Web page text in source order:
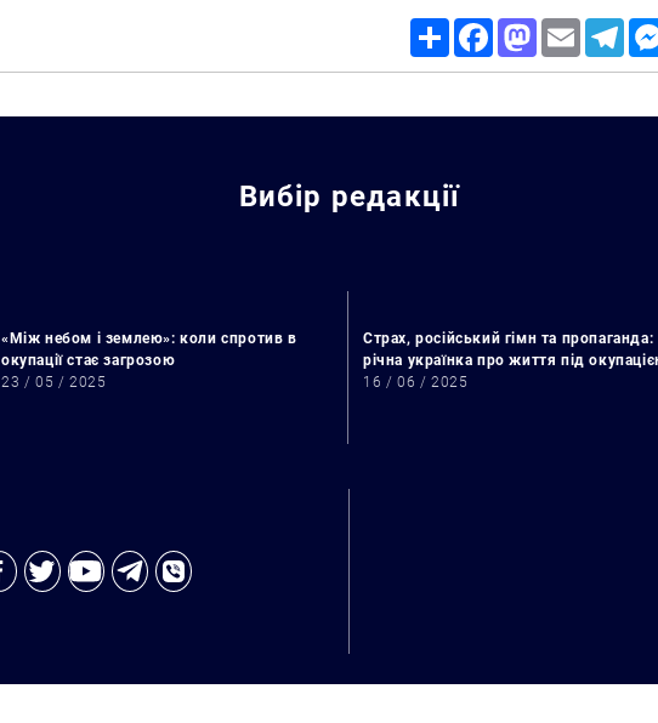
Share FacebookMastodon
Email
Вибір редакції
«Між небом і землею»: коли спротив в
окупації стає загрозою
23 / 05 / 2025
Страх, російський гімн та пропаганда:
річна українка про життя під
16 / 06 / 2025